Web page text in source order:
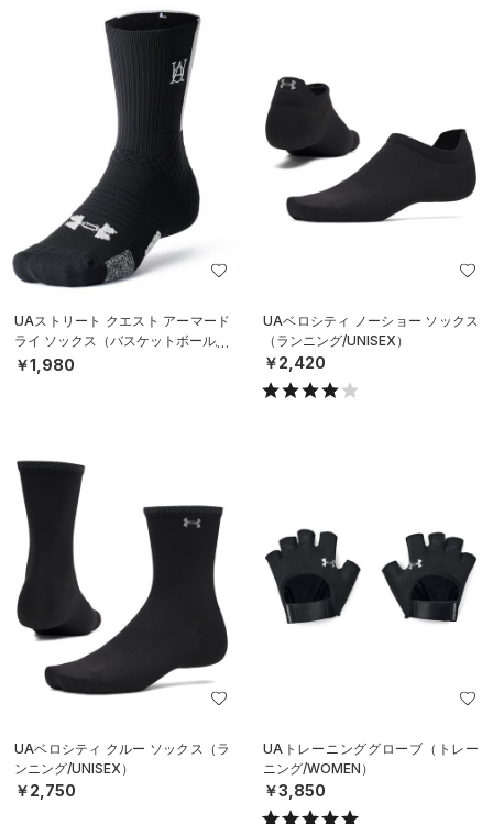
UAストリート クエスト アーマード
ライ ソックス（バスケットボール/U
NISEX）
￥1,980
UAベロシティ ノーショー ソックス
（ランニング/UNISEX）
￥2,420
UAベロシティ クルー ソックス（ラ
ンニング/UNISEX）
￥2,750
UAトレーニンググローブ（トレー
ニング/WOMEN）
￥3,850